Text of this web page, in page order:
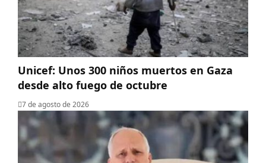
Unicef: Unos 300 niños muertos en Gaza
desde alto fuego de octubre
7 de agosto de 2026